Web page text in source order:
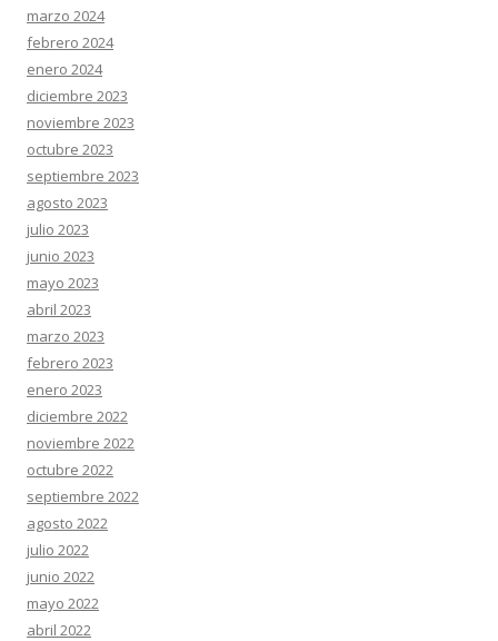
marzo 2024
febrero 2024
enero 2024
diciembre 2023
noviembre 2023
octubre 2023
septiembre 2023
agosto 2023
julio 2023
junio 2023
mayo 2023
abril 2023
marzo 2023
febrero 2023
enero 2023
diciembre 2022
noviembre 2022
octubre 2022
septiembre 2022
agosto 2022
julio 2022
junio 2022
mayo 2022
abril 2022